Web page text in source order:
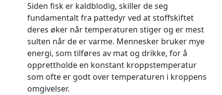
Siden fisk er kaldblodig, skiller de seg
fundamentalt fra pattedyr ved at stoffskiftet
deres øker når temperaturen stiger og er mest
sulten når de er varme. Mennesker bruker mye
energi, som tilføres av mat og drikke, for å
opprettholde en konstant kroppstemperatur
som ofte er godt over temperaturen i kroppens
omgivelser.